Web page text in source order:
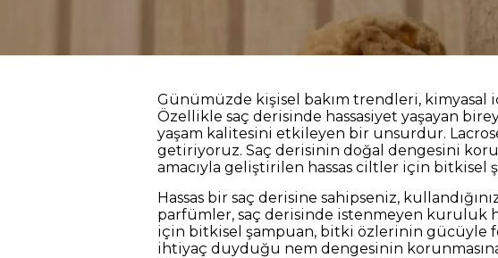
Günümüzde kişisel bakım trendleri,
Özellikle saç derisinde hassasiyet yaşayan
yaşam kalitesini etkileyen bir unsurdur.
getiriyoruz. Saç derisinin doğal dengesini
amacıyla geliştirilen hassas ciltler için bitkisel
Hassas bir saç derisine sahipseniz,
parfümler, saç derisinde istenmeyen kuruluk
için bitkisel şampuan, bitki özlerinin gücüyle
ihtiyaç duyduğu nem dengesinin